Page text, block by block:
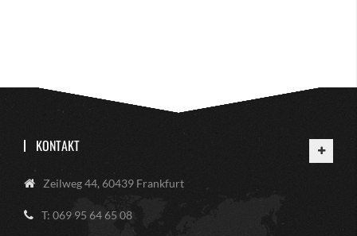
KONTAKT
Zeilweg 44, 60439 Frankfurt
T: 069 95 64 65 08